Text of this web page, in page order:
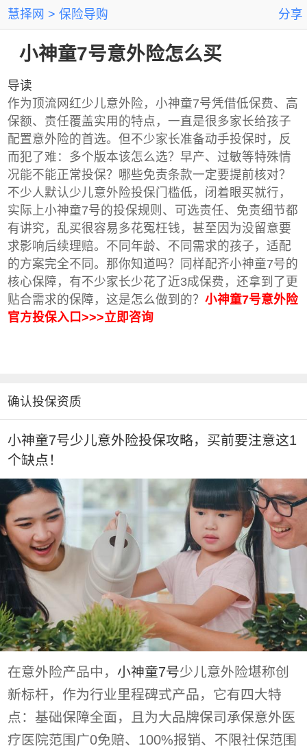
慧择网 保险导购 分享
小神童7号意外险怎么买
导读
作为顶流网红少儿意外险，小神童7号凭借低保费、高
保额、责任覆盖实用的特点，一直是很多家长给孩子
配置意外险的首选。但不少家长准备动手投保时，反
而犯了难：多个版本该怎么选？早产、过敏等特殊情
况能不能正常投保？哪些免责条款一定要提前核对？
不少人默认少儿意外险投保门槛低，闭着眼买就行，
实际上小神童7号的投保规则、可选责任、免责细节都
有讲究，乱买很容易多花冤枉钱，甚至因为没留意要
求影响后续理赔。不同年龄、不同需求的孩子，适配
的方案完全不同。那你知道吗？同样配齐小神童7号的
核心保障，有不少家长少花了近3成保费，还拿到了更
贴合需求的保障，这是怎么做到的？小神童7号意外险
官方投保入口>>>立即咨询
确认投保资质
小神童7号少儿意外险投保攻略，买前要注意这1
个缺点！
在意外险产品中，小神童7号少儿意外险堪称创
新标杆，作为行业里程碑式产品，它有四大特
点：基础保障全面，且为大品牌保司承保意外医
疗医院范围广0免赔、100%报销、不限社保范围